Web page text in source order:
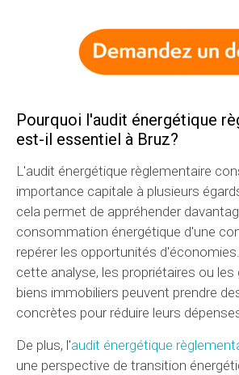
Pourquoi l'audit énergétique
est-il essentiel à Bruz?
L'audit énergétique règlementaire
importance capitale à plusieurs
cela permet de appréhender
consommation énergétique d'une
repérer les opportunités
cette analyse, les propriétaires ou
biens immobiliers peuvent prendre
concrètes pour réduire leurs
De plus, l'audit énergétique
une perspective de transition